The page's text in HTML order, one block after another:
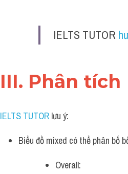
IELTS TUTOR
III. Phân tích
IELTS TUTOR lưu ý:
Biểu đồ mixed có thể phân bố
Overall: